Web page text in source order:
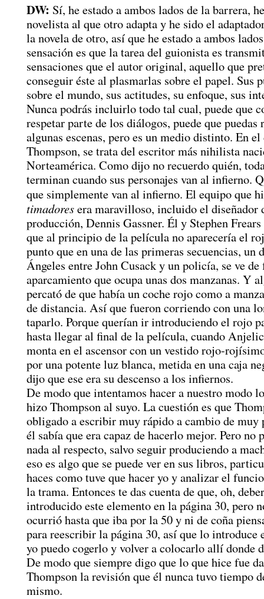
DW: Sí, he estado a ambos lados de la barrera,
novelista al que otro adapta y he sido el
la novela de otro, así que he estado a ambos
sensación es que la tarea del guionista es
sensaciones que el autor original, aquello que
conseguir éste al plasmarlas sobre el papel. Sus
sobre el mundo, sus actitudes, su enfoque, sus
Nunca podrás incluirlo todo tal cual, puede que
respetar parte de los diálogos, puede que puedas
algunas escenas, pero es un medio distinto. En el
Thompson, se trata del escritor más nihilista
Norteamérica. Como dijo no recuerdo quién,
terminan cuando sus personajes van al infierno.
que simplemente van al infierno. El equipo que
timadoresera maravilloso, incluido el diseñador
producción, Dennis Gassner. Él y Stephen
que al principio de la película no aparecería el
punto que en una de las primeras secuencias, un
Ángeles entre John Cusack y un policía, se ve de
aparcamiento que ocupa unas dos manzanas. Y
percató de que había un coche rojo como a
de distancia. Así que fueron corriendo con una
taparlo. Porque querían ir introduciendo el rojo
hasta llegar al final de la película, cuando
monta en el ascensor con un vestido rojo-
por una potente luz blanca, metida en una caja
dijo que ese era su descenso a los infiernos.
De modo que intentamos hacer a nuestro modo
hizo Thompson al suyo. La cuestión es que
obligado a escribir muy rápido a cambio de muy
él sabía que era capaz de hacerlo mejor. Pero no
nada al respecto, salvo seguir produciendo a
eso es algo que se puede ver en sus libros,
haces como tuve que hacer yo y analizar el
la trama. Entonces te das cuenta de que, oh,
introducido este elemento en la página 30, pero
ocurrió hasta que iba por la 50 y ni de coña
para reescribir la página 30, así que lo introduce
yo puedo cogerlo y volver a colocarlo allí donde
De modo que siempre digo que lo que hice fue
Thompson la revisión que él nunca tuvo tiempo
mismo.